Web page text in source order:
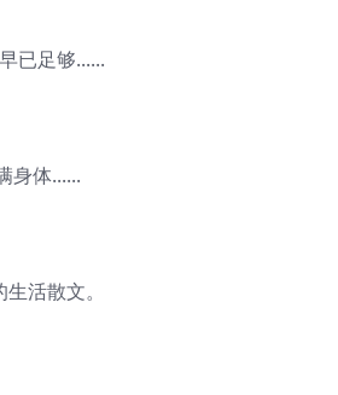
已足够......
体......
活散文。